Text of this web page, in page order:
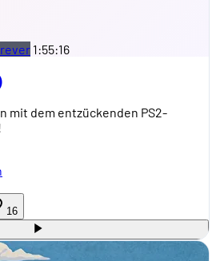
1:55:16
mit dem entzückenden PS2-
16